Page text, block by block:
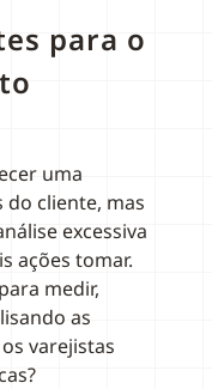
para o
uma
cliente, mas
excessiva
ações tomar.
medir,
as
varejistas